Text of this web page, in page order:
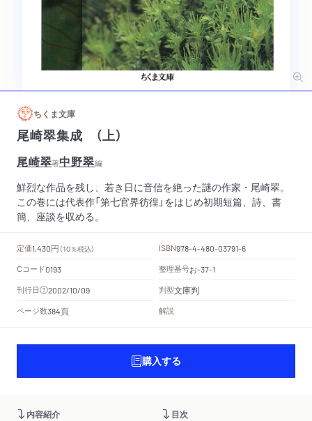
ちくま文庫
尾崎翠集成 （上）
尾崎翠著中野翠編
鮮烈な作品を残し、若き日に音信を絶った謎の作家・尾崎翠。
この巻には代表作「第七官界彷徨」をはじめ初期短篇、詩、書
簡、座談を収める。
定価1,430円 （10％税込） ISBN978-4-480-03791-6
Cコード0193 整理番号お-37-1
刊行日 2002/10/09 判型文庫判
ページ数384頁 解説
購入する
内容紹介 目次